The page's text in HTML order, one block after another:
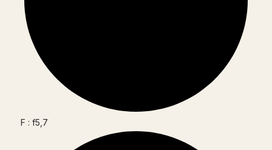
F : f5,7